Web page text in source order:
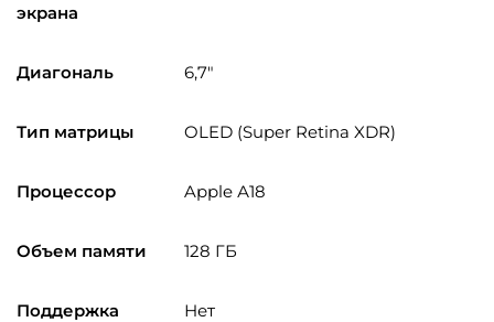
экрана
Диагональ 6,7″
Тип матрицы OLED (Super Retina XDR)
Процессор Apple А18
Объем памяти 128 ГБ
Поддержка
Нет